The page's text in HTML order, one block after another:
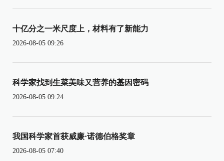
十亿分之一米尺度上，材料有了新能力
2026-08-05 09:26
科学家找到生菜美味又营养的基因密码
2026-08-05 09:24
我国科学家首获威廉·诺德伯格奖章
2026-08-05 07:40